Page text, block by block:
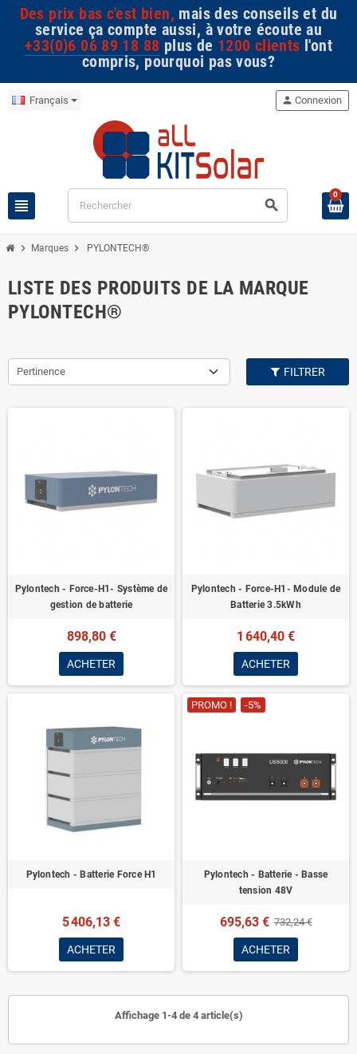
Des prix bas c'est bien, mais des conseils et du
service ça compte aussi, à votre écoute au
+33(0)6 06 89 18 88 plus de 1200 clients l'ont
compris, pourquoi pas vous?
Français
view_headline search
person Connexion
0
chevron_right Marques chevron_right PYLONTECH®
LISTE DES PRODUITS DE LA MARQUE
PYLONTECH®
Pertinence FILTRER
Pylontech - Force-H1- Système de
gestion de batterie
898,80 €
ACHETER
Pylontech - Force-H1- Module de
Batterie 3.5kWh
1 640,40 €
ACHETER
Pylontech - Batterie Force H1
5 406,13 €
ACHETER
PROMO ! -5%
Pylontech - Batterie - Basse
tension 48V
695,63 € 732,24 €
ACHETER
Affichage 1-4 de 4 article(s)